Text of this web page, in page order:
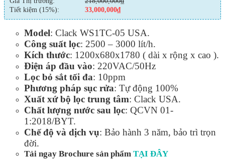
Tiết kiệm (15%):
33,000,000₫
Model: Clack WS1TC-05 USA.
Công suất lọc: 2500 – 3000 lít/h.
Kích thước: 1200x680x1780 ( dài x rộng x cao ).
Điện áp đầu vào: 220VAC/50Hz
Lọc bỏ sắt tối đa: 10ppm
Phương pháp sục rửa: Tự động 100%
Xuất xứ bộ lọc trung tâm: Clack USA.
Chất lượng nước sau lọc: QCVN 01-
1:2018/BYT.
Chế độ và dịch vụ: Bảo hành 3 năm, bảo trì trọn
đời.
Tải ngay Brochure sản phẩm TẠI ĐÂY